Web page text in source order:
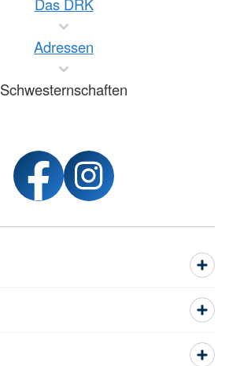
Adressen
Schwesternschaften